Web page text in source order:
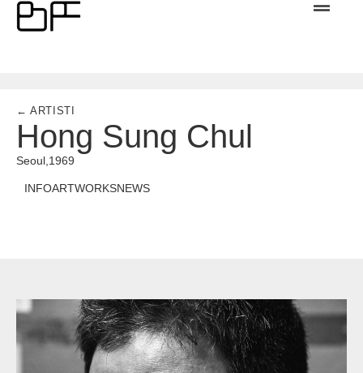
← ARTISTI
Hong Sung Chul
Seoul, 1969
INFOARTWORKSNEWS